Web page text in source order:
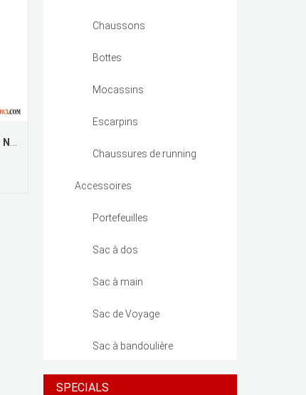
Mocassin Pompon Femme Pérou Noir Décontractée L'automne Flâneurs Derbies
Chaussons
Bottes
Mocassins
Escarpins
Chaussures de running
Accessoires
Portefeuilles
Sac à dos
Sac à main
Sac de Voyage
Sac à bandoulière
SPECIALS